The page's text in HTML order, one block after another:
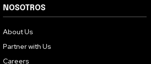
NOSOTROS
About Us
Partner with Us
Careers